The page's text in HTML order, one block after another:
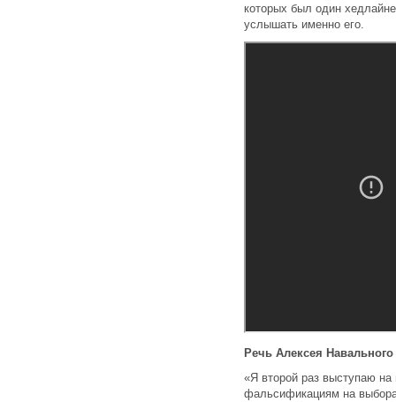
которых был один
услышать именно его.
Речь Алексея
«Я второй раз выступаю
фальсификациям на